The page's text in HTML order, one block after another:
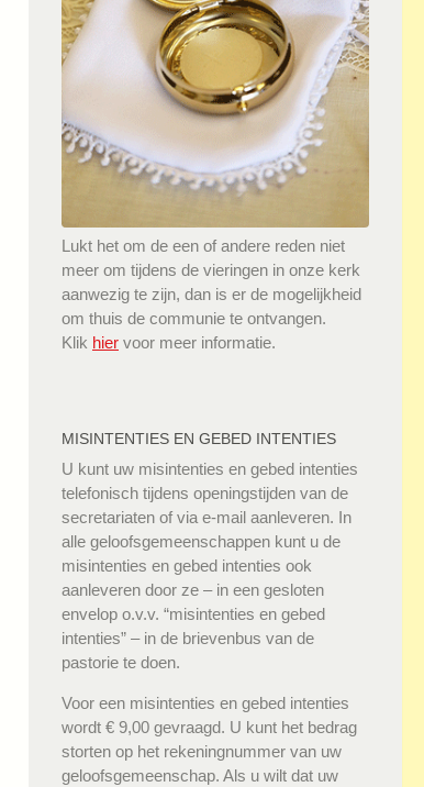
Lukt het om de een of andere reden niet
meer om tijdens de vieringen in onze kerk
aanwezig te zijn, dan is er de mogelijkheid
om thuis de communie te ontvangen.
Klik hier voor meer informatie.
MISINTENTIES EN GEBED INTENTIES
U kunt uw misintenties en gebed intenties
telefonisch tijdens openingstijden van de
secretariaten of via e-mail aanleveren. In
alle geloofsgemeenschappen kunt u de
misintenties en gebed intenties ook
aanleveren door ze – in een gesloten
envelop o.v.v. “misintenties en gebed
intenties” – in de brievenbus van de
pastorie te doen.
Voor een misintenties en gebed intenties
wordt € 9,00 gevraagd. U kunt het bedrag
storten op het rekeningnummer van uw
geloofsgemeenschap. Als u wilt dat uw